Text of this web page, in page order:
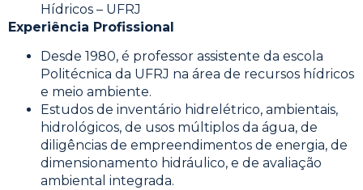
Hídricos – UFRJ
Experiência Profissional
Desde 1980, é professor assistente da escola
Politécnica da UFRJ na área de recursos hídricos
e meio ambiente.
Estudos de inventário hidrelétrico, ambientais,
hidrológicos, de usos múltiplos da água, de
diligências de empreendimentos de energia, de
dimensionamento hidráulico, e de avaliação
ambiental integrada.